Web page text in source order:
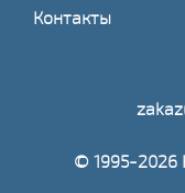
Контакты
© 1995-2026